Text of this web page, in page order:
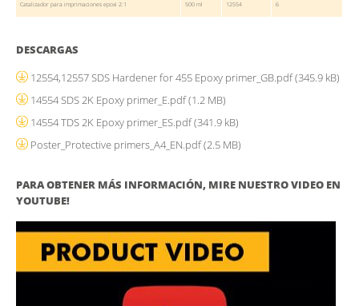
Catalizador para imprimaciones epoxi 2:1 500 ml 12554 6
DESCARGAS
12554,12557 SDS Hardener for 455 Epoxy primer_GB.pdf(345.9 kB)
14554 SDS 2K Epoxy primer_E.pdf(1.2 MB)
14554 TDS 2K Epoxy primer_ES.pdf(341.9 kB)
Poster_Protective primers_A4_EN.pdf(2.5 MB)
PARA OBTENER MÁS INFORMACIÓN, MIRE NUESTRO VIDEO EN
YOUTUBE!